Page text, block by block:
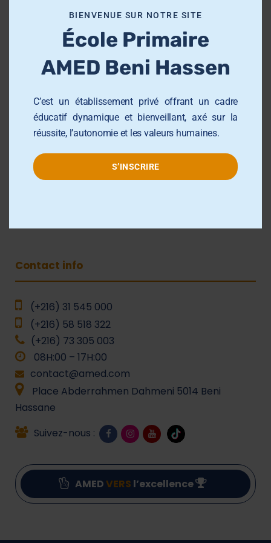
École Primaire AMED Sahloul
École et Collège AMED Beni Hassen
Lycée AMED Sahloul
Collège AMED Jemmel
Collège AMED Khezama sousse
Collège AMED Riadh Sousse
Centre de Formation AMED
Université AMED Sahloul
Contact info
(+216) 31 545 000
(+216) 58 518 322
(+216) 73 305 003
08H:00 – 17H:00
contact@amed.com
Place Abderrahmen Dahmeni 5014 Beni
Hassane
Suivez-nous :
AMEDVERS l’excellence
BIENVENUE SUR NOTRE SITE
École Primaire
AMED Beni Hassen
C’est un établissement privé offrant un cadre
éducatif dynamique et bienveillant, axé sur la
réussite, l’autonomie et les valeurs humaines.
S’INSCRIRE